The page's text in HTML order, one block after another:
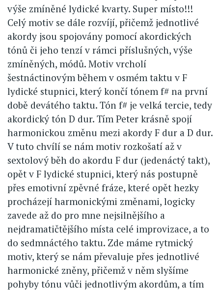
výše zmíněné lydické kvarty. Super místo!!!
Celý motiv se dále rozvíjí, přičemž jednotlivé
akordy jsou spojovány pomocí akordických
tónů či jeho tenzí v rámci příslušných, výše
zmíněných, módů. Motiv vrcholí
šestnáctinovým během v osmém taktu v F
lydické stupnici, který končí tónem f# na první
době devátého taktu. Tón f# je velká tercie, tedy
akordický tón D dur. Tím Peter krásně spojí
harmonickou změnu mezi akordy F dur a D dur.
V tuto chvílí se nám motiv rozkošatí až v
sextolový běh do akordu F dur (jedenáctý takt),
opět v F lydické stupnici, který nás postupně
přes emotivní zpěvné fráze, které opět hezky
procházejí harmonickými změnami, logicky
zavede až do pro mne nejsilnějšího a
nejdramatičtějšího místa celé improvizace, a to
do sedmnáctého taktu. Zde máme rytmický
motiv, který se nám převaluje přes jednotlivé
harmonické zněny, přičemž v něm slyšíme
pohyby tónu vůči jednotlivým akordům, a tím